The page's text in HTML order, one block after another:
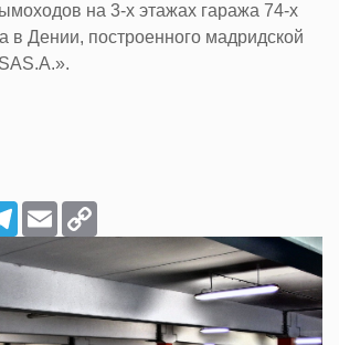
на 3-х этажах гаража 74-х
в Дении, построенного мадридской
Telegram
Email